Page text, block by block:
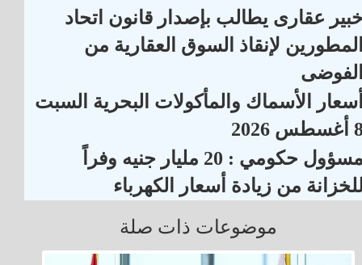
عقارى يطالب بإصدار قانون اتحاد
لإنقاذ السوق العقارية من
الأسماك والمأكولات البحرية السبت
2026
مسؤول حكومي : 20 مليار جنيه وفراً
من زيادة أسعار الكهرباء
موضوعات ذات صلة